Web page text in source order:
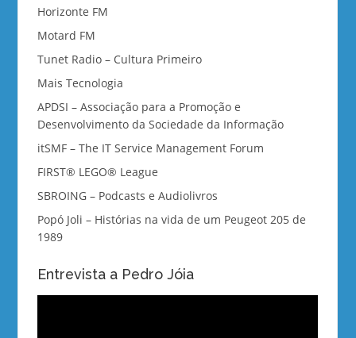
Horizonte FM
Motard FM
Tunet Radio – Cultura Primeiro
Mais Tecnologia
APDSI – Associação para a Promoção e
Desenvolvimento da Sociedade da Informação
itSMF – The IT Service Management Forum
FIRST® LEGO® League
SBROING – Podcasts e Audiolivros
Popó Joli – Histórias na vida de um Peugeot 205 de
1989
Entrevista a Pedro Jóia